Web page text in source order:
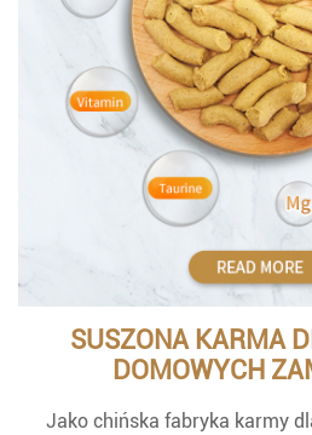
SUSZONA KARMA
DOMOWYCH
Jako chińska fabryka karmy